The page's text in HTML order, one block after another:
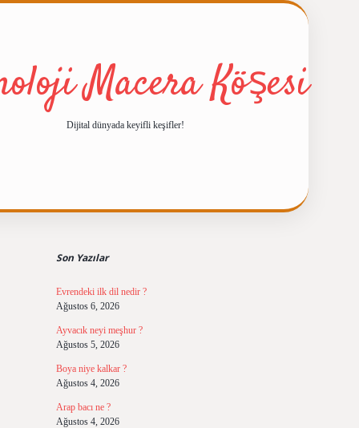
Macera Köşesi
Dijital dünyada keyifli keşifler!
Son Yazılar
Evrendeki ilk dil nedir ?
Ağustos 6, 2026
Ayvacık neyi meşhur ?
Ağustos 5, 2026
Boya niye kalkar ?
Ağustos 4, 2026
Arap bacı ne ?
Ağustos 4, 2026